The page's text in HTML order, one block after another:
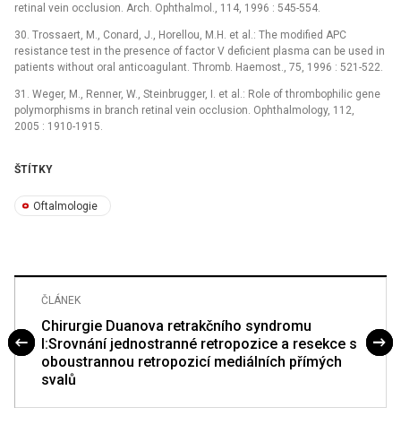
retinal vein occlusion. Arch. Ophthalmol., 114, 1996 : 545-554.
30. Trossaert, M., Conard, J., Horellou, M.H. et al.: The modified APC
resistance test in the presence of factor V deficient plasma can be used in
patients without oral anticoagulant. Thromb. Haemost., 75, 1996 : 521-522.
31. Weger, M., Renner, W., Steinbrugger, I. et al.: Role of thrombophilic gene
polymorphisms in branch retinal vein occlusion. Ophthalmology, 112,
2005 : 1910-1915.
ŠTÍTKY
Oftalmologie
ČLÁNEK
Chirurgie Duanova retrakčního syndromu
I:Srovnání jednostranné retropozice a resekce s
oboustrannou retropozicí mediálních přímých
svalů